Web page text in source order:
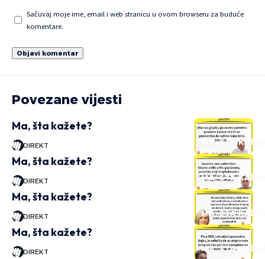
Sačuvaj moje ime, email i web stranicu u ovom browseru za buduće
komentare.
Povezane vijesti
MA, ŠTA
Ma, šta kažete?
DIREKT
MA, ŠTA
Ma, šta kažete?
DIREKT
MA, ŠTA
Ma, šta kažete?
DIREKT
MA, ŠTA
Ma, šta kažete?
DIREKT